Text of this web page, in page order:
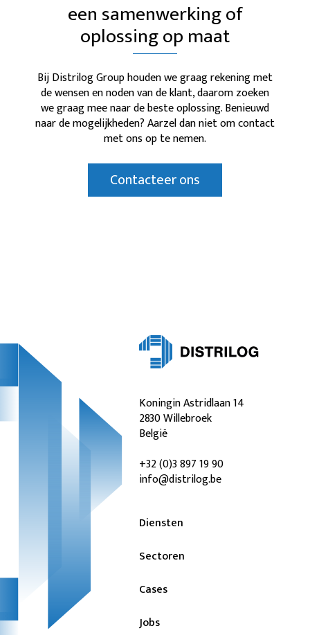
een samenwerking of
oplossing op maat
Bij Distrilog Group houden we graag rekening met
de wensen en noden van de klant, daarom zoeken
we graag mee naar de beste oplossing. Benieuwd
naar de mogelijkheden? Aarzel dan niet om contact
met ons op te nemen.
Contacteer ons
Koningin Astridlaan 14
2830 Willebroek
België
+32 (0)3 897 19 90
info@distrilog.be
Diensten
Sectoren
Cases
Jobs